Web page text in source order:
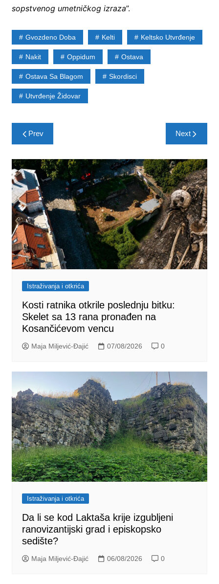
sopstvenog umetničkog izraza”.
Gvozdeno Doba Kelti Keltsko Utvrđenje
Nakit Oppidum Ostava
Ostava Sa Blagom Skordisci
Utvrđenje Židovar
Post
navigation
Prev Next
Istraživanja i otkrića
Kosti ratnika otkrile poslednju bitku:
Skelet sa 13 rana pronađen na
Kosančićevom vencu
Maja Miljević-Đajić 07/08/2026 0
Istraživanja i otkrića
Da li se kod Laktaša krije izgubljeni
ranovizantijski grad i episkopsko
sedište?
Maja Miljević-Đajić 06/08/2026 0